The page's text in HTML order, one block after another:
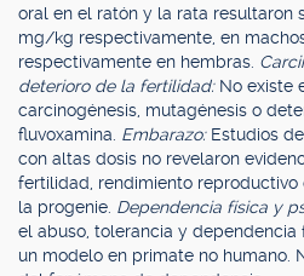
oral en el ratón y la rata resultaron
mg/kg respectivamente, en
respectivamente en hembras.
deterioro de la fertilidad: No existe
carcinogénesis, mutagénesis o
fluvoxamina. Embarazo: Estudios
con altas dosis no revelaron
fertilidad, rendimiento
la progenie. Dependencia física y
el abuso, tolerancia y dependencia
un modelo en primate no humano.